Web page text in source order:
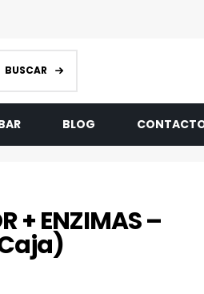
BUSCAR
BLOG
+ ENZIMAS –